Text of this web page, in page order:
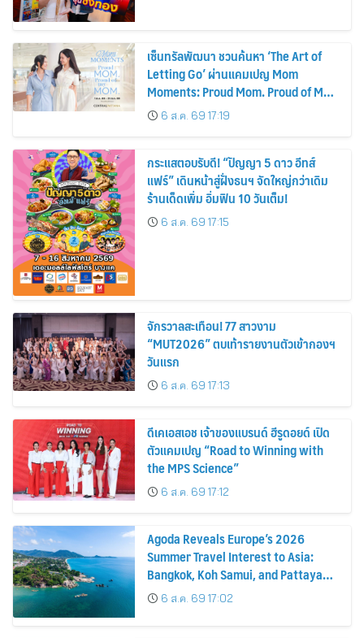
เซ็นทรัลพัฒนา ชวนค้นหา ‘The Art of
Letting Go’ ผ่านแคมเปญ Mom
Moments: Proud Mom. Proud of My
Mom.6 ส.ค. 69 17:19
กระแสตอบรับดี! “ปัญญา 5 ดาว อีทส์
แฟร์” เดินหน้าสู่ฝั่งธนฯ จัดใหญ่กว่าเดิม
ร้านเด็ดเพิ่ม อิ่มฟิน 10 วันเต็ม!
6 ส.ค. 69 17:15
จักรวาลสะเทือน! 77 สาวงาม
“MUT2026” ตบเท้ารายงานตัวเข้ากองฯ
วันแรก
6 ส.ค. 69 17:13
ดีเคเอสเอช เจ้าของแบรนด์ ฮีรูดอยด์ เปิด
ตัวแคมเปญ “Road to Winning with
the MPS Science”
6 ส.ค. 69 17:12
Agoda Reveals Europe’s 2026
Summer Travel Interest to Asia:
Bangkok, Koh Samui, and Pattaya
Among the Top Cities
6 ส.ค. 69 17:02